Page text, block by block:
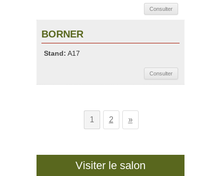
Consulter
BORNER
Stand: A17
Consulter
1 2 »
Visiter le salon